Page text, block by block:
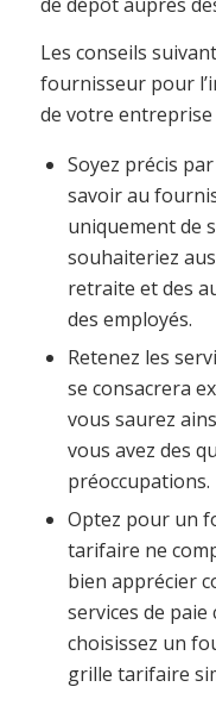
Les conseils
fournisseur pour
de votre entreprise
Soyez précis
savoir au
uniquement de
souhaiteriez
retraite et des
des employés.
Retenez les
se consacrera
vous saurez
vous avez des
préoccupations.
Optez pour un
tarifaire ne
bien apprécier
services de
choisissez un
grille tarifaire